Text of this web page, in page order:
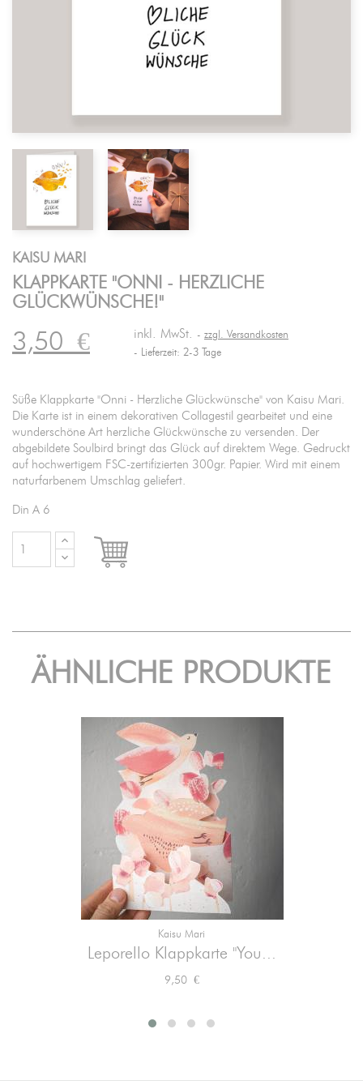
KAISU MARI
KLAPPKARTE "ONNI - HERZLICHE
GLÜCKWÜNSCHE!"
3,50€ inkl. MwSt.
zzgl. Versandkosten
Lieferzeit: 2-3 Tage
Süße Klappkarte "Onni - Herzliche Glückwünsche" von Kaisu Mari.
Die Karte ist in einem dekorativen Collagestil gearbeitet und eine
wunderschöne Art herzliche Glückwünsche zu versenden. Der
abgebildete Soulbird bringt das Glück auf direktem Wege. Gedruckt
auf hochwertigem FSC-zertifizierten 300gr. Papier. Wird mit einem
naturfarbenem Umschlag geliefert.
Din A 6

ÄHNLICHE PRODUKTE
Kaisu Mari
Leporello Klappkarte "You...
Preis
9,50 €